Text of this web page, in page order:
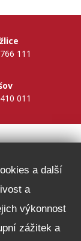
111
011
a další
a
výkonnost
zážitek a